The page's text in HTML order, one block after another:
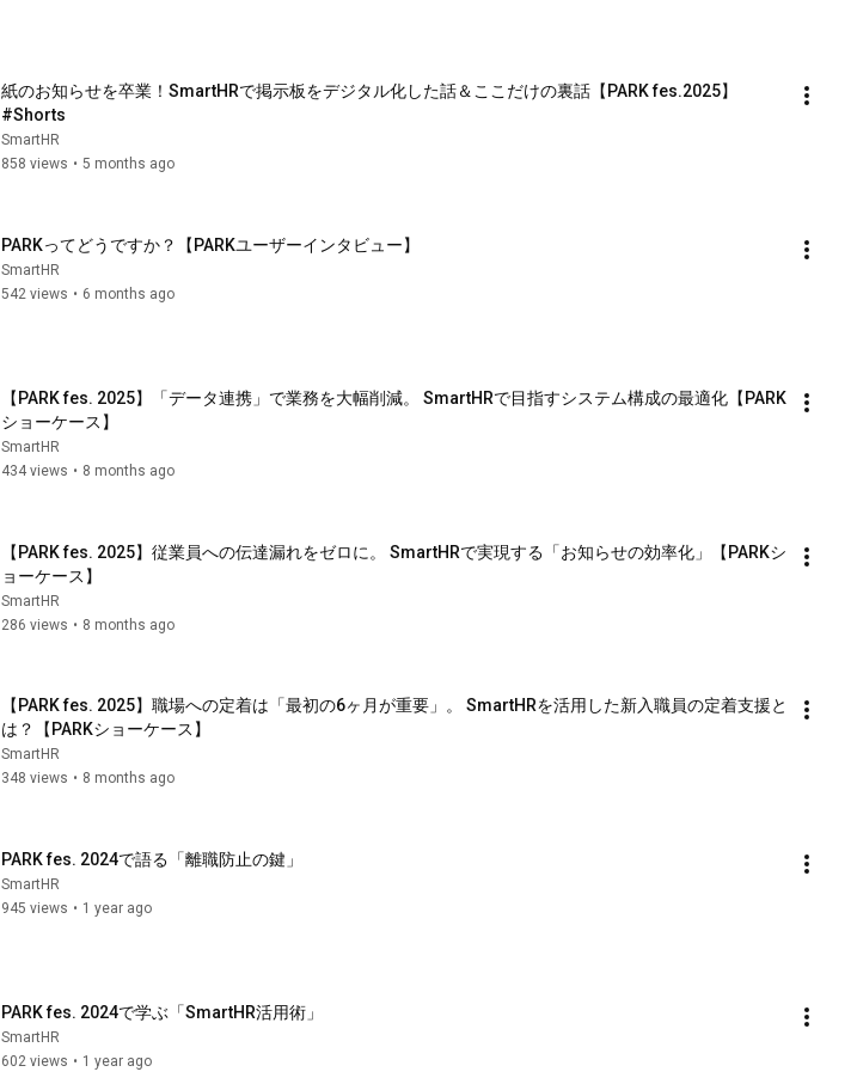
紙のお知らせを卒業！SmartHRで掲示板をデジタル化した話＆ここだけの裏話【PARK fes.2025】
#Shorts
SmartHR
858 views • 5 months ago
PARKってどうですか？【PARKユーザーインタビュー】
SmartHR
542 views • 6 months ago
【PARK fes. 2025】「データ連携」で業務を大幅削減。 SmartHRで目指すシステム構成の最適化【PARK
ショーケース】
SmartHR
434 views • 8 months ago
【PARK fes. 2025】従業員への伝達漏れをゼロに。 SmartHRで実現する「お知らせの効率化」【PARKシ
ョーケース】
SmartHR
286 views • 8 months ago
【PARK fes. 2025】職場への定着は「最初の6ヶ月が重要」。 SmartHRを活用した新入職員の定着支援と
は？【PARKショーケース】
SmartHR
348 views • 8 months ago
PARK fes. 2024で語る「離職防止の鍵」
SmartHR
945 views • 1 year ago
PARK fes. 2024で学ぶ「SmartHR活用術」
SmartHR
602 views • 1 year ago